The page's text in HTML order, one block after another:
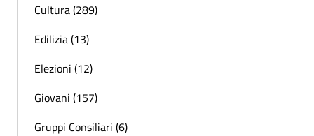
Cultura (289)
Edilizia (13)
Elezioni (12)
Giovani (157)
Gruppi Consiliari (6)